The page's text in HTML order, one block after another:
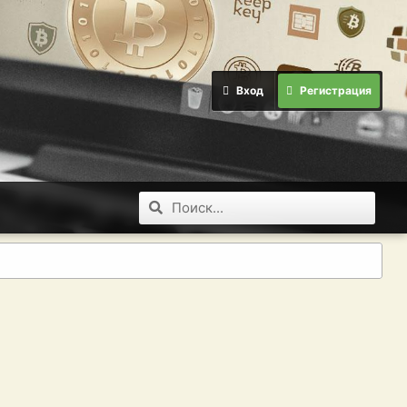
Вход Регистрация